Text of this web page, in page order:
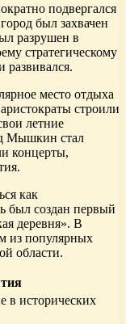
подвергался
был захвачен
разрушен в
стратегическому
место отдыха
строили
летние
Мышкин стал
концерты,
как
был создан первый
деревня». В
из популярных
области.
исторических